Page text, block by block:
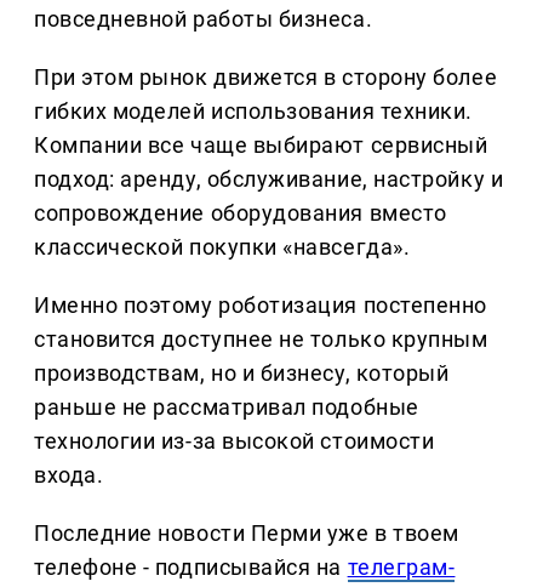
повседневной работы бизнеса.
При этом рынок движется в сторону более
гибких моделей использования техники.
Компании все чаще выбирают сервисный
подход: аренду, обслуживание, настройку и
сопровождение оборудования вместо
классической покупки «навсегда».
Именно поэтому роботизация постепенно
становится доступнее не только крупным
производствам, но и бизнесу, который
раньше не рассматривал подобные
технологии из-за высокой стоимости
входа.
Последние новости Перми уже в твоем
телефоне - подписывайся на телеграм-